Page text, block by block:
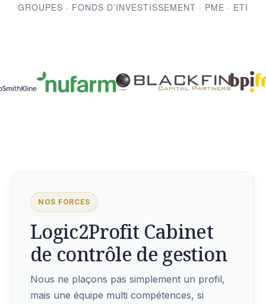
GROUPES · FONDS D’INVESTISSEMENT · PME · ETI
NOS FORCES
Logic2Profit Cabinet
de contrôle de gestion
Nous ne plaçons pas simplement un profil,
mais une équipe multi compétences, si